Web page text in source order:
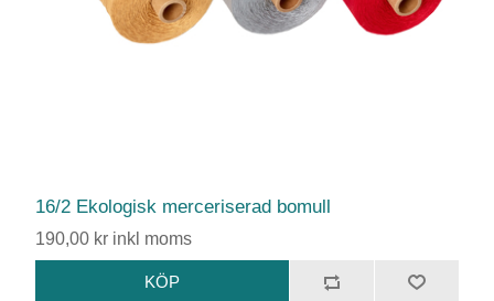
16/2 Ekologisk merceriserad bomull
190,00 kr inkl moms